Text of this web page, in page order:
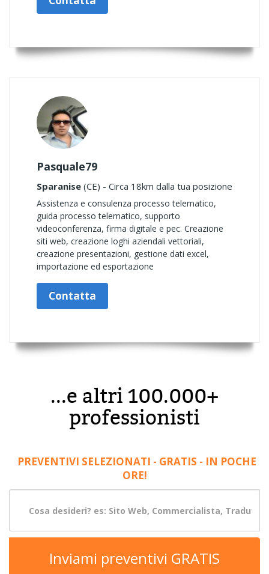
Pasquale79
Sparanise (CE) - Circa 18km dalla tua posizione
Assistenza e consulenza processo telematico,
guida processo telematico, supporto
videoconferenza, firma digitale e pec. Creazione
siti web, creazione loghi aziendali vettoriali,
creazione presentazioni, gestione dati excel,
importazione ed esportazione
Contatta
...e altri 100.000+
professionisti
PREVENTIVI SELEZIONATI - GRATIS - IN POCHE
ORE!
Inviami preventivi GRATIS